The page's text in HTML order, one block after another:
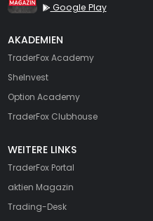
Google Play
AKADEMIEN
TraderFox Academy
SheInvest
Option Academy
TraderFox Clubhouse
WEITERE LINKS
TraderFox Portal
aktien Magazin
Trading-Desk